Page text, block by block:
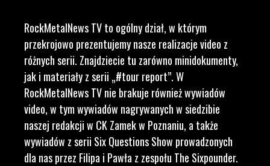
RockMetalNews TV to ogólny dział, w którym
przekrojowo prezentujemy nasze realizacje video z
różnych serii. Znajdziecie tu zarówno minidokumenty,
jak i materiały z serii „#tour report”. W
RockMetalNews TV nie brakuje również wywiadów
video, w tym wywiadów nagrywanych w siedzibie
naszej redakcji w CK Zamek w Poznaniu, a także
wywiadów z serii Six Questions Show prowadzonych
dla nas przez Filipa i Pawła z zespołu The Sixpounder.